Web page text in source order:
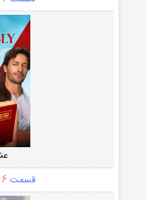
قسمت ۶ (دوبله)